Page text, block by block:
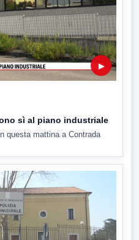
▶
sì al piano industriale
questa mattina a Contrada